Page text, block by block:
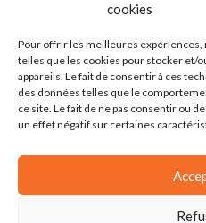
cookies
Pour offrir les meilleures expériences,
telles que les cookies pour stocker et/
appareils. Le fait de consentir à ces
des données telles que le
ce site. Le fait de ne pas consentir ou
un effet négatif sur certaines
138 avenue
Lumière –